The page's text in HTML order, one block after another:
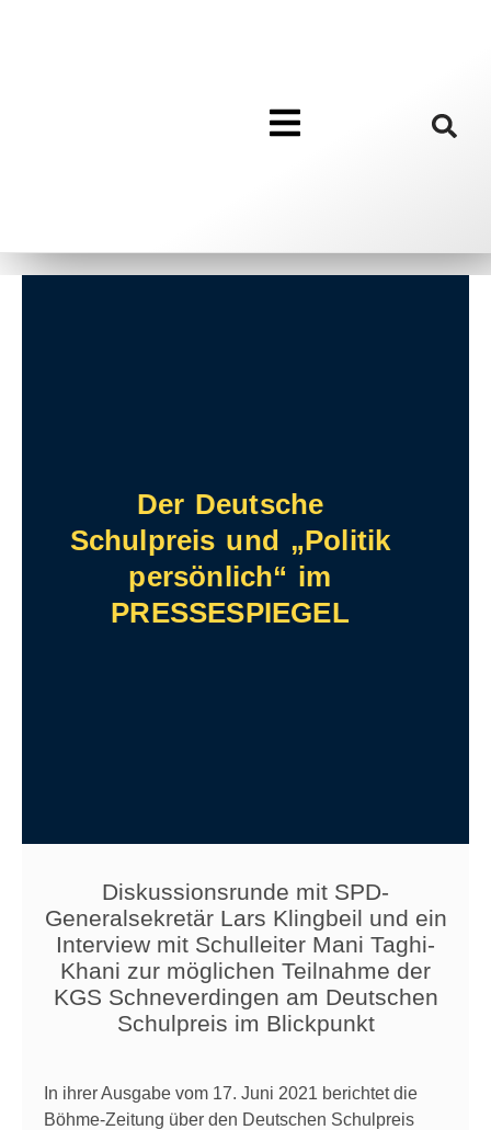
Der Deutsche
Schulpreis und „Politik
persönlich“ im
PRESSESPIEGEL
Diskussionsrunde mit SPD-
Generalsekretär Lars Klingbeil und ein
Interview mit Schulleiter Mani Taghi-
Khani zur möglichen Teilnahme der
KGS Schneverdingen am Deutschen
Schulpreis im Blickpunkt
In ihrer Ausgabe vom 17. Juni 2021 berichtet die
Böhme-Zeitung über den Deutschen Schulpreis